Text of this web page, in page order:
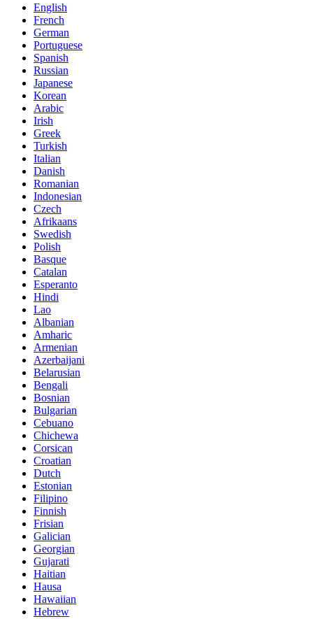
English
French
German
Portuguese
Spanish
Russian
Japanese
Korean
Arabic
Irish
Greek
Turkish
Italian
Danish
Romanian
Indonesian
Czech
Afrikaans
Swedish
Polish
Basque
Catalan
Esperanto
Hindi
Lao
Albanian
Amharic
Armenian
Azerbaijani
Belarusian
Bengali
Bosnian
Bulgarian
Cebuano
Chichewa
Corsican
Croatian
Dutch
Estonian
Filipino
Finnish
Frisian
Galician
Georgian
Gujarati
Haitian
Hausa
Hawaiian
Hebrew